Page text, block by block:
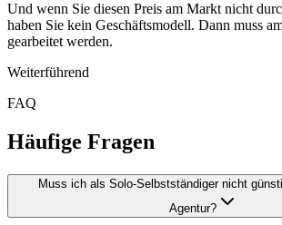
Und wenn Sie diesen Preis am Markt nicht
haben Sie kein Geschäftsmodell. Dann muss
gearbeitet werden.
Weiterführend
FAQ
Häufige Fragen
Muss ich als Solo-Selbstständiger nicht
Agentur?